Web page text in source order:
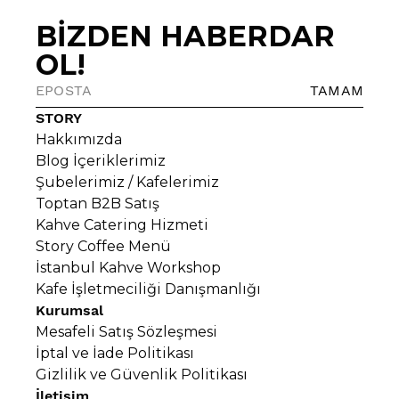
arkasındaki bu fascinante dünyayı
keşfedeceksiniz. Yazar: Berat Koç
STORY
Hakkımızda
Blog İçeriklerimiz
Şubelerimiz / Kafelerimiz
Toptan B2B Satış
Kahve Catering Hizmeti
Story Coffee Menü
İstanbul Kahve Workshop
Kafe İşletmeciliği Danışmanlığı
Kurumsal
Mesafeli Satış Sözleşmesi
İptal ve İade Politikası
Gizlilik ve Güvenlik Politikası
İletişim
BİZDEN HABERDAR
OL!
TAMAM